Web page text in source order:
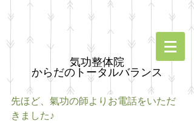
気功整体院
からだのトータルバランス
先ほど、氣功の師よりお電話をいただ
きました♪